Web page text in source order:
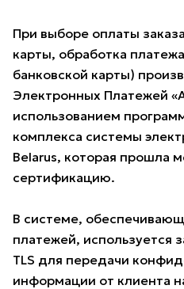
При выборе оплаты
карты, обработка
банковской карты)
Электронных Платежей
использованием
комплекса системы
Belarus, которая прошла
сертификацию.
В системе,
платежей,
TLS для передачи
информации от клиента